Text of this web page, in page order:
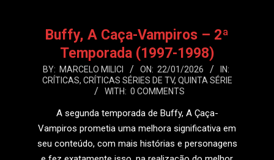
Buffy, A Caça-Vampiros – 2ª
Temporada (1997-1998)
2026-
01-
BY: MARCELO MILICI ON: 22/01/2026
IN:
CRÍTICAS, CRÍTICAS SÉRIES DE TV, QUINTA SÉRIE
WITH: 0 COMMENTS
A segunda temporada de Buffy, A Çaça-
Vampiros prometia uma melhora significativa em
seu conteúdo, com mais histórias e personagens